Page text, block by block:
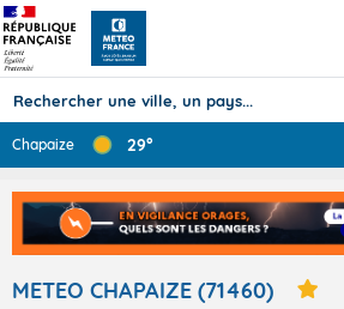
Prévisions
TOUS LES RÉSULTATS
Chapaize 29°
METEO CHAPAIZE (71460)